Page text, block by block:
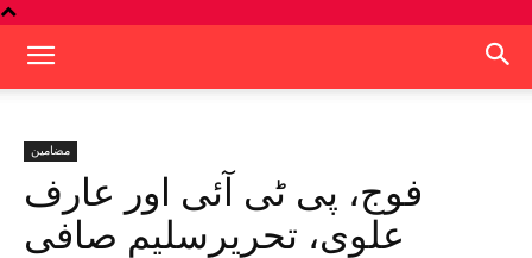
مضامین
فوج، پی ٹی آئی اور عارف
علوی، تحریرسلیم صافی